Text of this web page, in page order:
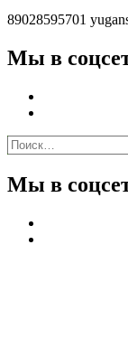
89028595701
Мы в
Найти:
Мы в